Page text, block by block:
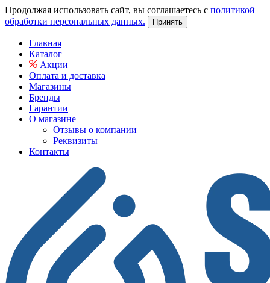
Продолжая использовать сайт, вы соглашаетесь с политикой
обработки персональных данных.
Принять
Главная
Каталог
Акции
Оплата и доставка
Магазины
Бренды
Гарантии
О магазине
Отзывы о компании
Реквизиты
Контакты